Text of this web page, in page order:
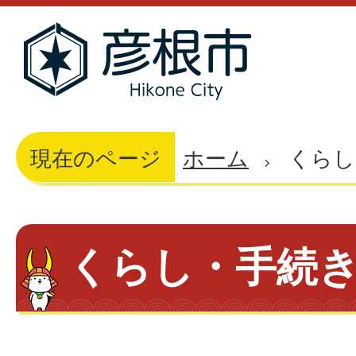
現在のページ ホーム くら
くらし・手続